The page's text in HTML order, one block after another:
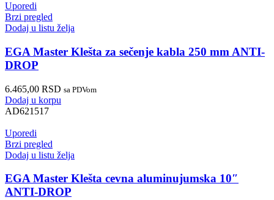
Uporedi
Brzi pregled
Dodaj u listu želja
EGA Master Klešta za sečenje kabla 250 mm ANTI-
DROP
6.465,00 RSD sa PDVom
Dodaj u korpu
AD621517
Uporedi
Brzi pregled
Dodaj u listu želja
EGA Master Klešta cevna aluminujumska 10″
ANTI-DROP